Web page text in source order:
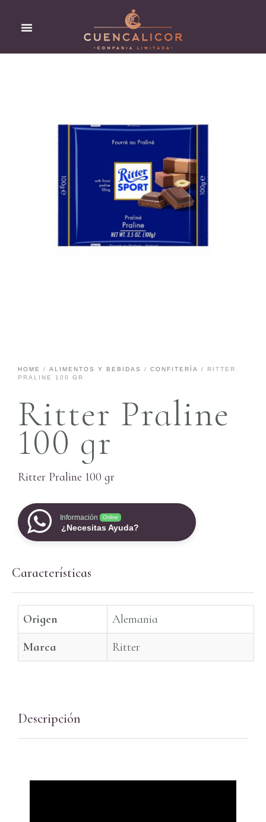
HOME / ALIMENTOS Y BEBIDAS / CONFITERÍA
/ RITTER
PRALINE 100 GR
Ritter Praline
100 gr
Ritter Praline 100 gr
Información Online
¿Necesitas Ayuda?
Características
Origen
Alemania
Marca
Ritter
Descripción